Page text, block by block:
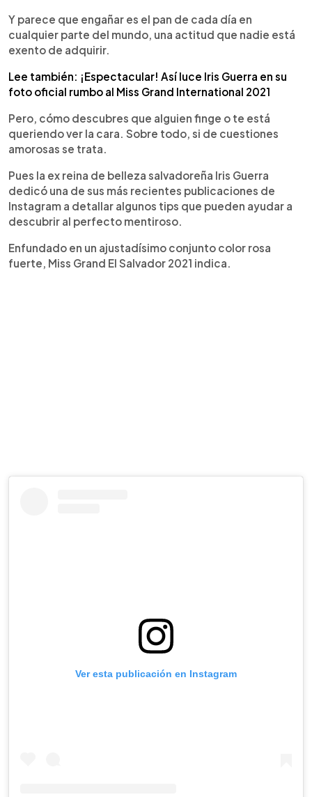
Y parece que engañar es el pan de cada día en
cualquier parte del mundo, una actitud que nadie está
exento de adquirir.
Lee también: ¡Espectacular! Así luce Iris Guerra en su
foto oficial rumbo al Miss Grand International 2021
Pero, cómo descubres que alguien finge o te está
queriendo ver la cara. Sobre todo, si de cuestiones
amorosas se trata.
Pues la ex reina de belleza salvadoreña Iris Guerra
dedicó una de sus más recientes publicaciones de
Instagram a detallar algunos tips que pueden ayudar a
descubrir al perfecto mentiroso.
Enfundado en un ajustadísimo conjunto color rosa
fuerte, Miss Grand El Salvador 2021 indica.
Ver esta publicación en Instagram